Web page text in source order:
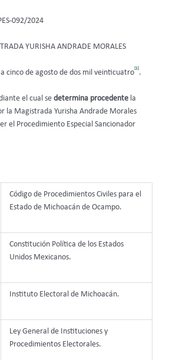
092/2024
YURISHA ANDRADE MORALES
cinco de agosto de dos mil veinticuatro
[1]
.
el cual se determina procedente la
la Magistrada Yurisha Andrade Morales
el Procedimiento Especial Sancionador
Código de Procedimientos Civiles para el
Estado de Michoacán de Ocampo.
Constitución Política de los Estados
Unidos Mexicanos.
Instituto Electoral de Michoacán.
Ley General de Instituciones y
Procedimientos Electorales.